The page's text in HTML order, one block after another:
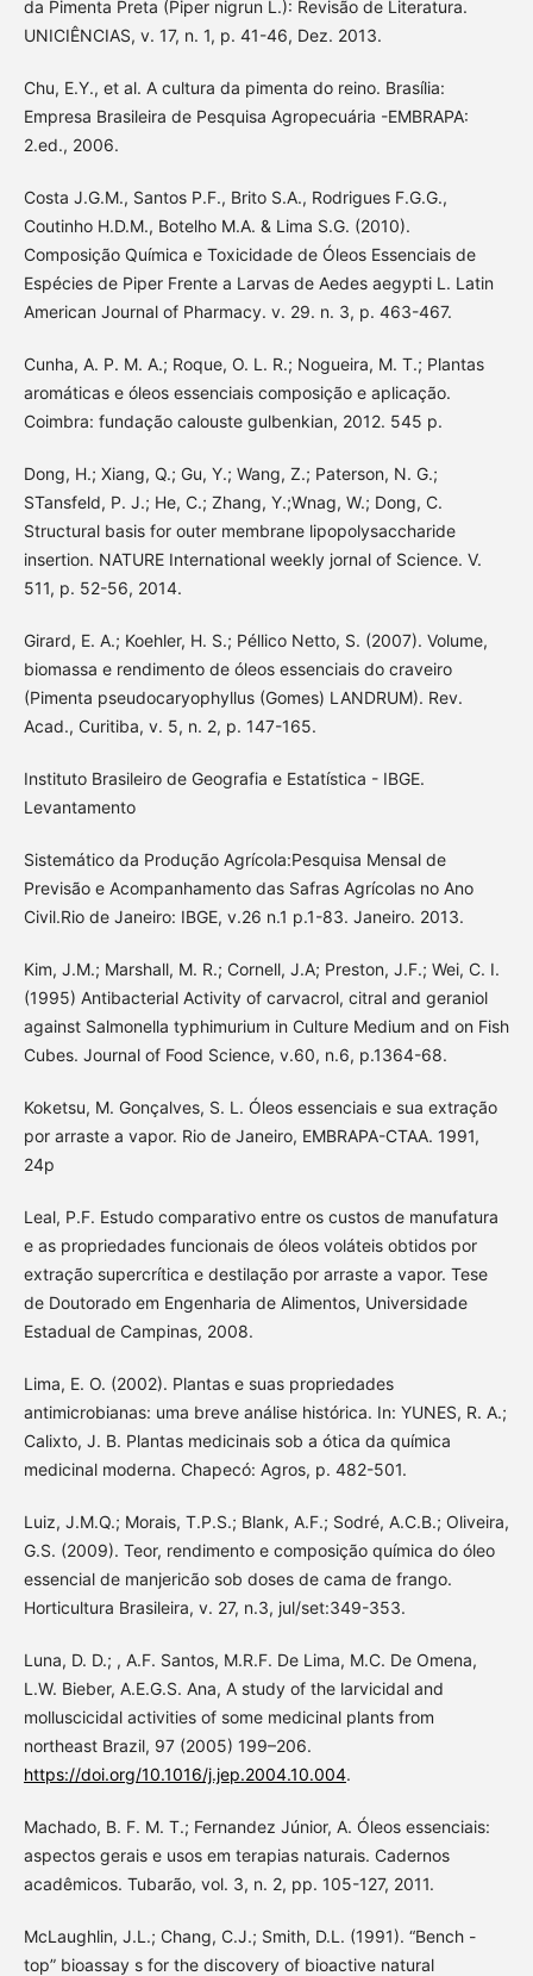
da Pimenta Preta (Piper nigrun L.): Revisão de Literatura.
UNICIÊNCIAS, v. 17, n. 1, p. 41-46, Dez. 2013.
Chu, E.Y., et al. A cultura da pimenta do reino. Brasília:
Empresa Brasileira de Pesquisa Agropecuária -EMBRAPA:
2.ed., 2006.
Costa J.G.M., Santos P.F., Brito S.A., Rodrigues F.G.G.,
Coutinho H.D.M., Botelho M.A. & Lima S.G. (2010).
Composição Química e Toxicidade de Óleos Essenciais de
Espécies de Piper Frente a Larvas de Aedes aegypti L. Latin
American Journal of Pharmacy. v. 29. n. 3, p. 463-467.
Cunha, A. P. M. A.; Roque, O. L. R.; Nogueira, M. T.; Plantas
aromáticas e óleos essenciais composição e aplicação.
Coimbra: fundação calouste gulbenkian, 2012. 545 p.
Dong, H.; Xiang, Q.; Gu, Y.; Wang, Z.; Paterson, N. G.;
STansfeld, P. J.; He, C.; Zhang, Y.;Wnag, W.; Dong, C.
Structural basis for outer membrane lipopolysaccharide
insertion. NATURE International weekly jornal of Science. V.
511, p. 52-56, 2014.
Girard, E. A.; Koehler, H. S.; Péllico Netto, S. (2007). Volume,
biomassa e rendimento de óleos essenciais do craveiro
(Pimenta pseudocaryophyllus (Gomes) LANDRUM). Rev.
Acad., Curitiba, v. 5, n. 2, p. 147-165.
Instituto Brasileiro de Geografia e Estatística - IBGE.
Levantamento
Sistemático da Produção Agrícola:Pesquisa Mensal de
Previsão e Acompanhamento das Safras Agrícolas no Ano
Civil.Rio de Janeiro: IBGE, v.26 n.1 p.1-83. Janeiro. 2013.
Kim, J.M.; Marshall, M. R.; Cornell, J.A; Preston, J.F.; Wei, C. I.
(1995) Antibacterial Activity of carvacrol, citral and geraniol
against Salmonella typhimurium in Culture Medium and on Fish
Cubes. Journal of Food Science, v.60, n.6, p.1364-68.
Koketsu, M. Gonçalves, S. L. Óleos essenciais e sua extração
por arraste a vapor. Rio de Janeiro, EMBRAPA-CTAA. 1991,
24p
Leal, P.F. Estudo comparativo entre os custos de manufatura
e as propriedades funcionais de óleos voláteis obtidos por
extração supercrítica e destilação por arraste a vapor. Tese
de Doutorado em Engenharia de Alimentos, Universidade
Estadual de Campinas, 2008.
Lima, E. O. (2002). Plantas e suas propriedades
antimicrobianas: uma breve análise histórica. In: YUNES, R. A.;
Calixto, J. B. Plantas medicinais sob a ótica da química
medicinal moderna. Chapecó: Agros, p. 482-501.
Luiz, J.M.Q.; Morais, T.P.S.; Blank, A.F.; Sodré, A.C.B.; Oliveira,
G.S. (2009). Teor, rendimento e composição química do óleo
essencial de manjericão sob doses de cama de frango.
Horticultura Brasileira, v. 27, n.3, jul/set:349-353.
Luna, D. D.; , A.F. Santos, M.R.F. De Lima, M.C. De Omena,
L.W. Bieber, A.E.G.S. Ana, A study of the larvicidal and
molluscicidal activities of some medicinal plants from
northeast Brazil, 97 (2005) 199–206.
https://doi.org/10.1016/j.jep.2004.10.004.
Machado, B. F. M. T.; Fernandez Júnior, A. Óleos essenciais:
aspectos gerais e usos em terapias naturais. Cadernos
acadêmicos. Tubarão, vol. 3, n. 2, pp. 105-127, 2011.
McLaughlin, J.L.; Chang, C.J.; Smith, D.L. (1991). “Bench -
top” bioassay s for the discovery of bioactive natural